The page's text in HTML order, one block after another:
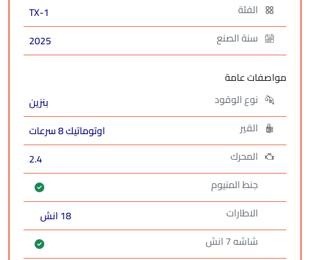
الفئة
TX-1
سنة الصنع
2025
مواصفات عامة
نوع الوقود
بنزين
القير
اوتوماتيك 8 سرعات
المحرك
2.4
جنط المنيوم
الاطارات
18 انش
شاشه 7 انش